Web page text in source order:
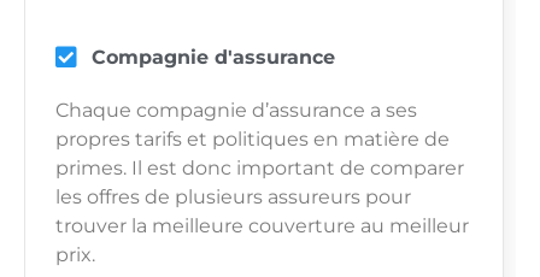
Compagnie d'assurance
Chaque compagnie d’assurance a ses
propres tarifs et politiques en matière de
primes. Il est donc important de comparer
les offres de plusieurs assureurs pour
trouver la meilleure couverture au meilleur
prix.